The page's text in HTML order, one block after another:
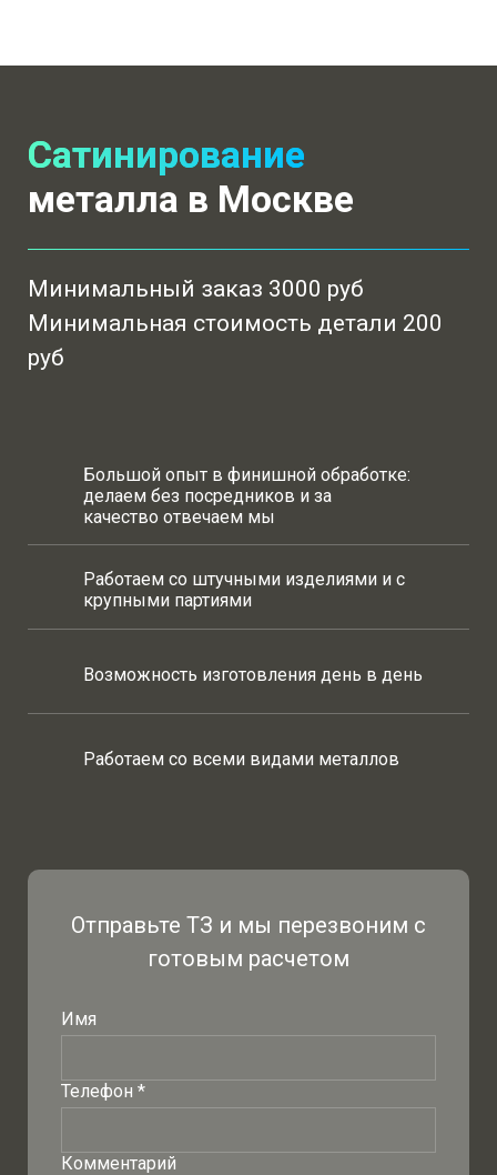
Сатинирование
металла в Москве
Минимальный заказ 3000 руб
Минимальная стоимость детали 200
руб
Большой опыт в финишной обработке:
делаем без посредников и за
качество отвечаем мы
Работаем со штучными изделиями и с
крупными партиями
Возможность изготовления день в день
Работаем со всеми видами металлов
Отправьте ТЗ и мы перезвоним с
готовым расчетом
Имя
Телефон *
Комментарий